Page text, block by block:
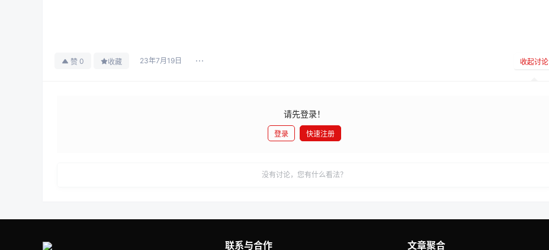
赞 0 收藏 23年7月19日 收起讨论
请先登录！
登录 快速注册
没有讨论，您有什么看法？
联系与合作 文章聚合